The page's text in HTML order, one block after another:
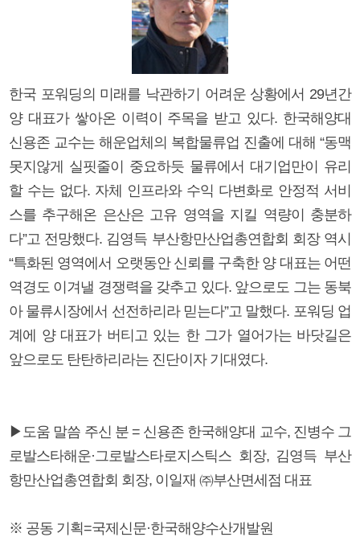
한국 포워딩의 미래를 낙관하기 어려운 상황에서 29년간
양 대표가 쌓아온 이력이 주목을 받고 있다. 한국해양대
신용존 교수는 해운업체의 복합물류업 진출에 대해 “동맥
못지않게 실핏줄이 중요하듯 물류에서 대기업만이 유리
할 수는 없다. 자체 인프라와 수익 다변화로 안정적 서비
스를 추구해온 은산은 고유 영역을 지킬 역량이 충분하
다”고 전망했다. 김영득 부산항만산업총연합회 회장 역시
“특화된 영역에서 오랫동안 신뢰를 구축한 양 대표는 어떤
역경도 이겨낼 경쟁력을 갖추고 있다. 앞으로도 그는 동북
아 물류시장에서 선전하리라 믿는다”고 말했다. 포워딩 업
계에 양 대표가 버티고 있는 한 그가 열어가는 바닷길은
앞으로도 탄탄하리라는 진단이자 기대였다.
▶도움 말씀 주신 분 = 신용존 한국해양대 교수, 진병수 그
로발스타해운·그로발스타로지스틱스 회장, 김영득 부산
항만산업총연합회 회장, 이일재 ㈜부산면세점 대표
※ 공동 기획=국제신문·한국해양수산개발원